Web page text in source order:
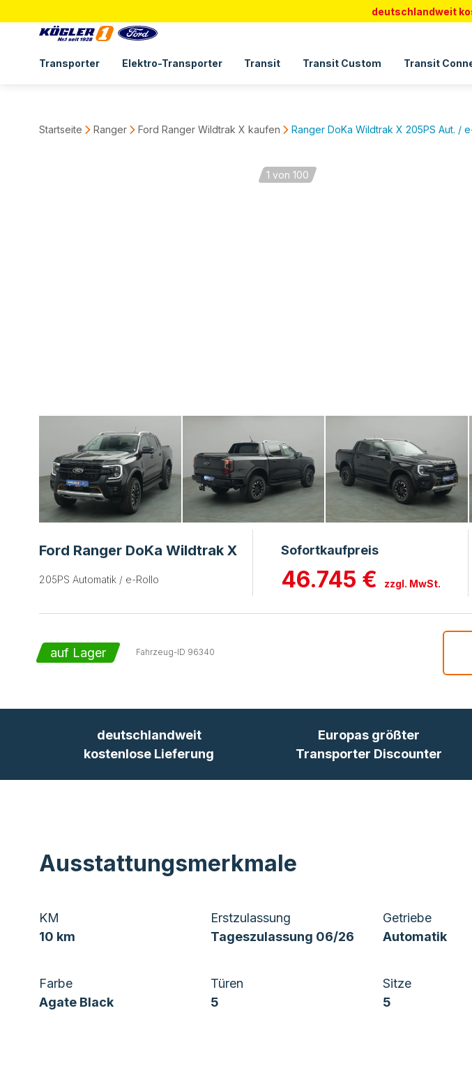
deutschlandweit
Transporter Elektro-Transporter Transit Transit Custom Transit
Startseite Ranger Ford Ranger Wildtrak X kaufen Ranger DoKa Wildtrak X 205PS Aut. /
1 von 100
Ford Ranger DoKa Wildtrak X
205PS Automatik / e-Rollo
Sofortkaufpreis
46.745 € zzgl. MwSt.
auf Lager Fahrzeug-ID 96340
deutschlandweit
kostenlose Lieferung
Europas größter
Transporter Discounter
Ausstattungsmerkmale
KM
10 km
Erstzulassung
Tageszulassung 06/26
Getriebe
Automatik
Farbe
Agate Black
Türen
5
Sitze
5